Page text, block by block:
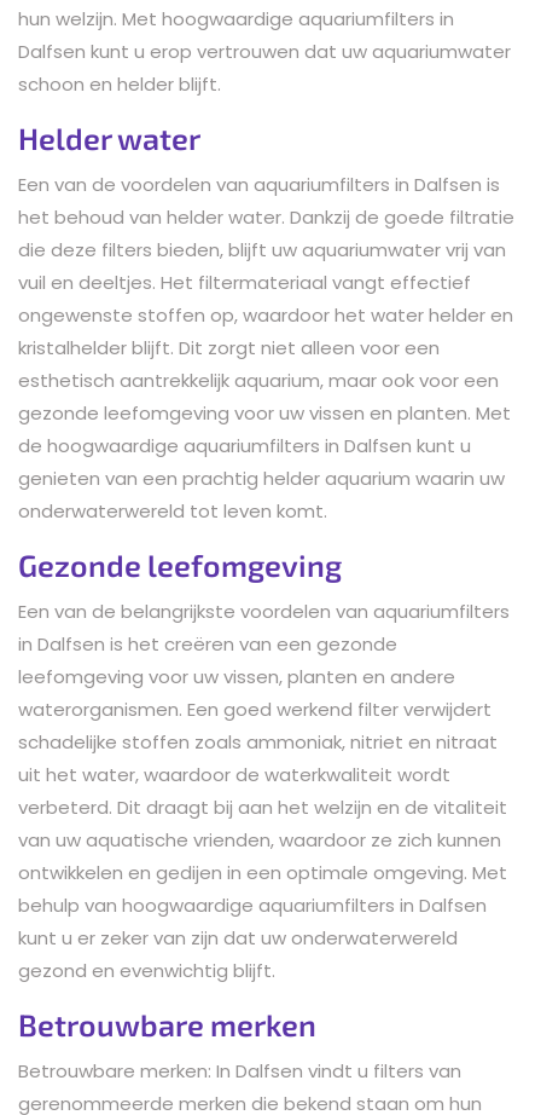
hun welzijn. Met hoogwaardige aquariumfilters in
Dalfsen kunt u erop vertrouwen dat uw aquariumwater
schoon en helder blijft.
Helder water
Een van de voordelen van aquariumfilters in Dalfsen is
het behoud van helder water. Dankzij de goede filtratie
die deze filters bieden, blijft uw aquariumwater vrij van
vuil en deeltjes. Het filtermateriaal vangt effectief
ongewenste stoffen op, waardoor het water helder en
kristalhelder blijft. Dit zorgt niet alleen voor een
esthetisch aantrekkelijk aquarium, maar ook voor een
gezonde leefomgeving voor uw vissen en planten. Met
de hoogwaardige aquariumfilters in Dalfsen kunt u
genieten van een prachtig helder aquarium waarin uw
onderwaterwereld tot leven komt.
Gezonde leefomgeving
Een van de belangrijkste voordelen van aquariumfilters
in Dalfsen is het creëren van een gezonde
leefomgeving voor uw vissen, planten en andere
waterorganismen. Een goed werkend filter verwijdert
schadelijke stoffen zoals ammoniak, nitriet en nitraat
uit het water, waardoor de waterkwaliteit wordt
verbeterd. Dit draagt bij aan het welzijn en de vitaliteit
van uw aquatische vrienden, waardoor ze zich kunnen
ontwikkelen en gedijen in een optimale omgeving. Met
behulp van hoogwaardige aquariumfilters in Dalfsen
kunt u er zeker van zijn dat uw onderwaterwereld
gezond en evenwichtig blijft.
Betrouwbare merken
Betrouwbare merken: In Dalfsen vindt u filters van
gerenommeerde merken die bekend staan om hun